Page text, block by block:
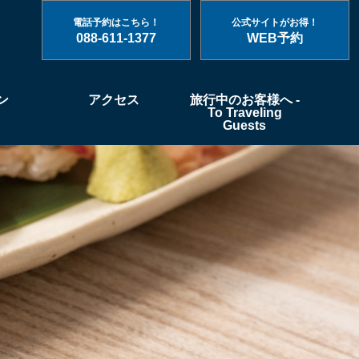
電話予約はこちら！
088-611-1377
公式サイトがお得！
WEB予約
アクセス
旅行中のお客様へ -
To Traveling
Guests